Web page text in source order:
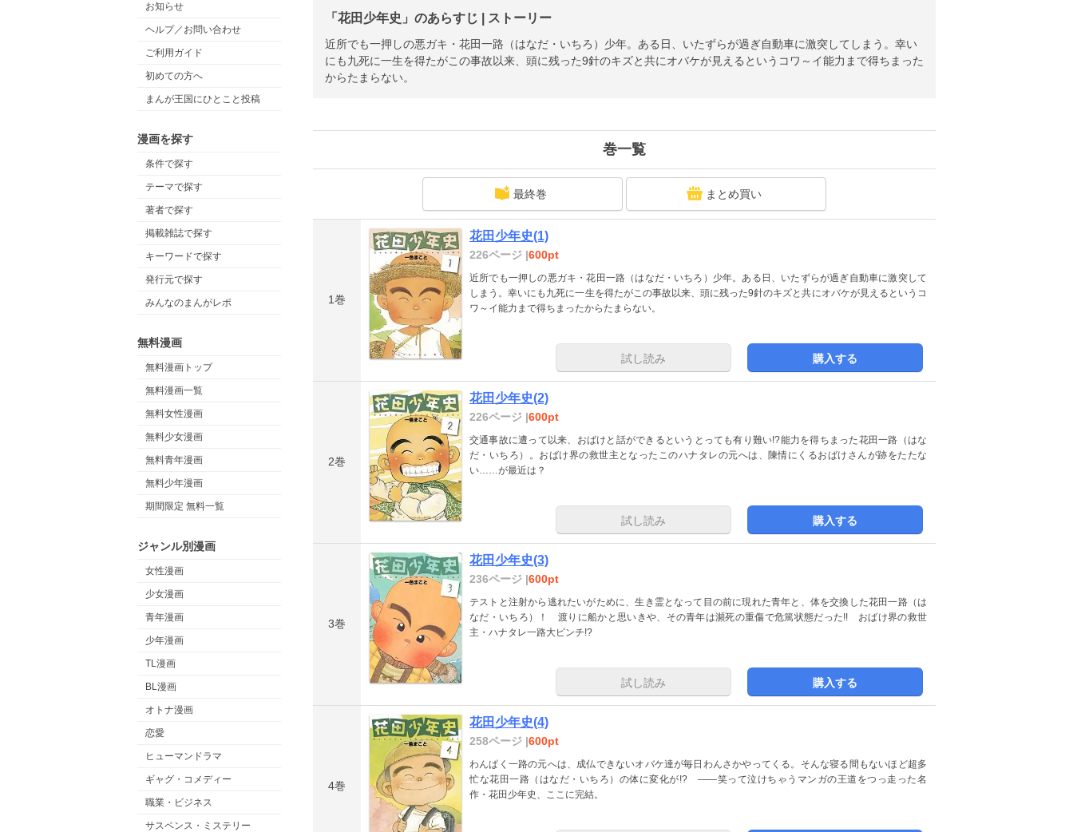
お知らせ
ヘルプ／お問い合わせ
ご利用ガイド
初めての方へ
まんが王国にひとこと投稿
漫画を探す
条件で探す
テーマで探す
著者で探す
掲載雑誌で探す
キーワードで探す
発行元で探す
みんなのまんがレポ
無料漫画
無料漫画トップ
無料漫画一覧
無料女性漫画
無料少女漫画
無料青年漫画
無料少年漫画
期間限定 無料一覧
ジャンル別漫画
女性漫画
少女漫画
青年漫画
少年漫画
TL漫画
BL漫画
オトナ漫画
恋愛
ヒューマンドラマ
ギャグ・コメディー
職業・ビジネス
サスペンス・ミステリー
「花田少年史」のあらすじ | ストーリー
近所でも一押しの悪ガキ・花田一路（はなだ・いちろ）少年。ある日、いたずらが過ぎ自動車に激突してしまう。幸い
にも九死に一生を得たがこの事故以来、頭に残った9針のキズと共にオバケが見えるというコワ～イ能力まで得ちまった
からたまらない。
巻一覧
最終巻 まとめ買い
1巻
花田少年史(1)
226ページ |600pt
近所でも一押しの悪ガキ・花田一路（はなだ・いちろ）少年。ある日、いたずらが過ぎ自動車に激突して
しまう。幸いにも九死に一生を得たがこの事故以来、頭に残った9針のキズと共にオバケが見えるというコ
ワ～イ能力まで得ちまったからたまらない。
試し読み 購入する
2巻
花田少年史(2)
226ページ |600pt
交通事故に遭って以来、おばけと話ができるというとっても有り難い!?能力を得ちまった花田一路（はな
だ・いちろ）。おばけ界の救世主となったこのハナタレの元へは、陳情にくるおばけさんが跡をたたな
い……が最近は？
試し読み 購入する
3巻
花田少年史(3)
236ページ |600pt
テストと注射から逃れたいがために、生き霊となって目の前に現れた青年と、体を交換した花田一路（は
なだ・いちろ）！ 渡りに船かと思いきや、その青年は瀕死の重傷で危篤状態だった!! おばけ界の救世
主・ハナタレ一路大ピンチ!?
試し読み 購入する
4巻
花田少年史(4)
258ページ |600pt
わんぱく一路の元へは、成仏できないオバケ達が毎日わんさかやってくる。そんな寝る間もないほど超多
忙な花田一路（はなだ・いちろ）の体に変化が!? ――笑って泣けちゃうマンガの王道をつっ走った名
作・花田少年史、ここに完結。